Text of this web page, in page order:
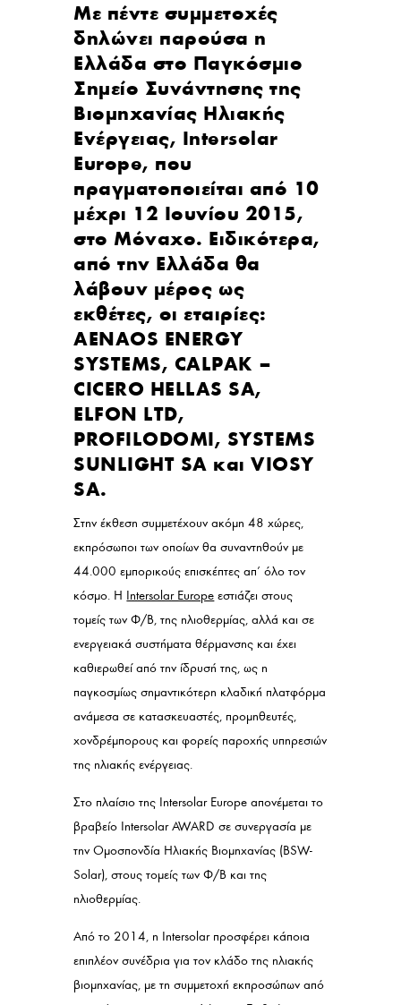
Με πέντε συμμετοχές
δηλώνει παρούσα η
Ελλάδα στο Παγκόσμιο
Σημείο Συνάντησης της
Βιομηχανίας Ηλιακής
Ενέργειας, Intersolar
Europe, που
πραγματοποιείται από 10
μέχρι 12 Ιουνίου 2015,
στο Μόναχο. Ειδικότερα,
από την Ελλάδα θα
λάβουν μέρος ως
εκθέτες, οι εταιρίες:
AENAOS ENERGY
SYSTEMS, CALPAK –
CICERO HELLAS SA,
ELFON LTD,
PROFILODOMI, SYSTEMS
SUNLIGHT SA και VIOSY
SA.
Στην έκθεση συμμετέχουν ακόμη 48 χώρες,
εκπρόσωποι των οποίων θα συναντηθούν με
44.000 εμπορικούς επισκέπτες απ’ όλο τον
κόσμο. Η Intersolar Europe εστιάζει στους
τομείς των Φ/Β, της ηλιοθερμίας, αλλά και σε
ενεργειακά συστήματα θέρμανσης και έχει
καθιερωθεί από την ίδρυσή της, ως η
παγκοσμίως σημαντικότερη κλαδική πλατφόρμα
ανάμεσα σε κατασκευαστές, προμηθευτές,
χονδρέμπορους και φορείς παροχής υπηρεσιών
της ηλιακής ενέργειας.
Στο πλαίσιο της Intersolar Europe απονέμεται το
βραβείο Intersolar AWARD σε συνεργασία με
την Ομοσπονδία Ηλιακής Βιομηχανίας (BSW-
Solar), στους τομείς των Φ/Β και της
ηλιοθερμίας.
Από το 2014, η Intersolar προσφέρει κάποια
επιπλέον συνέδρια για τον κλάδο της ηλιακής
βιομηχανίας, με τη συμμετοχή εκπροσώπων από